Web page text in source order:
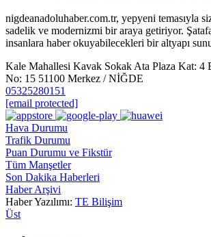
nigdeanadoluhaber.com.tr, yepyeni temasıyla
sadelik ve modernizmi bir araya getiriyor.
insanlara haber okuyabilecekleri bir altyapı
Kale Mahallesi Kavak Sokak Ata Plaza Kat: 4
No: 15 51100 Merkez / NİĞDE
05325280151
[email protected]
Hava Durumu
Trafik Durumu
Puan Durumu ve Fikstür
Tüm Manşetler
Son Dakika Haberleri
Haber Arşivi
Haber Yazılımı: TE Bilişim
Üst